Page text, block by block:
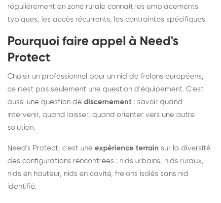
régulièrement en zone rurale connaît les emplacements
typiques, les accès récurrents, les contraintes spécifiques.
Pourquoi faire appel à Need's
Protect
Choisir un professionnel pour un nid de frelons européens,
ce n'est pas seulement une question d'équipement. C'est
aussi une question de discernement : savoir quand
intervenir, quand laisser, quand orienter vers une autre
solution.
Need's Protect, c'est une expérience terrain sur la diversité
des configurations rencontrées : nids urbains, nids ruraux,
nids en hauteur, nids en cavité, frelons isolés sans nid
identifié.